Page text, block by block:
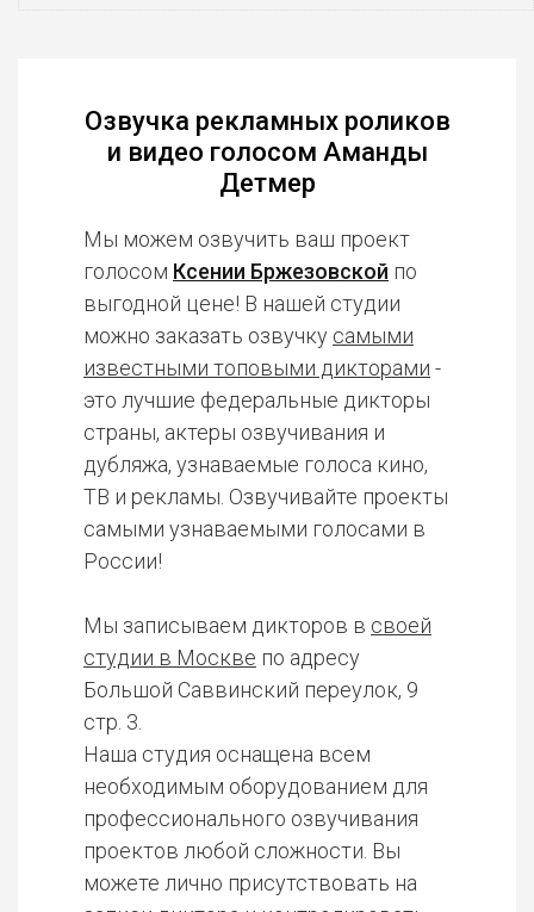
Озвучка рекламных роликов
и видео голосом Аманды
Детмер
Мы можем озвучить ваш проект
голосом Ксении Бржезовской по
выгодной цене! В нашей студии
можно заказать озвучку самыми
известными топовыми дикторами -
это лучшие федеральные дикторы
страны, актеры озвучивания и
дубляжа, узнаваемые голоса кино,
ТВ и рекламы. Озвучивайте проекты
самыми узнаваемыми голосами в
России!
Мы записываем дикторов в своей
студии в Москве по адресу
Большой Саввинский переулок, 9
стр. 3.
Наша студия оснащена всем
необходимым оборудованием для
профессионального озвучивания
проектов любой сложности. Вы
можете лично присутствовать на